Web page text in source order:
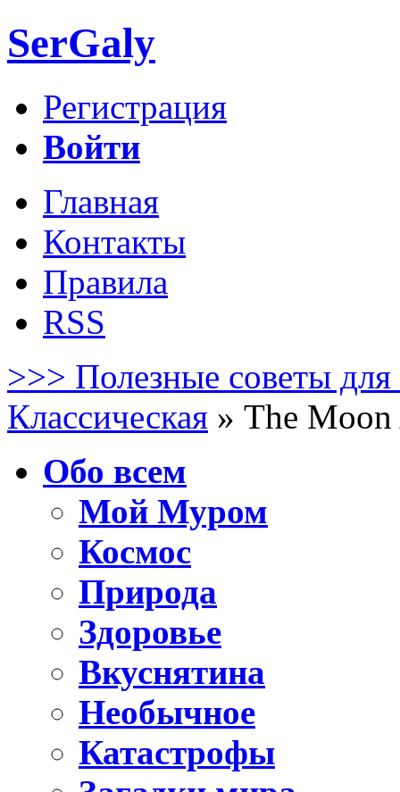
SerGaly
Регистрация
Войти
Главная
Контакты
Правила
RSS
>>> Полезные советы для
Классическая » The
Обо всем
Мой Муром
Космос
Природа
Здоровье
Вкуснятина
Необычное
Катастрофы